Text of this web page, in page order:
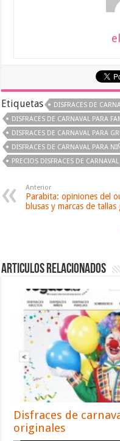
Etiquetas
DISFRACES DE
DISFRACES DE CARNAVAL PARA
DISFRACES DE CARNAVAL PARA
DISFRACES DE CARNAVAL PARA
PRECIOS DISFRACES DE CARNAVAL
Anterior
Parabita: opiniones del
blusas y marcas de tallas
Articulos relacionados
Disfraces de
originales